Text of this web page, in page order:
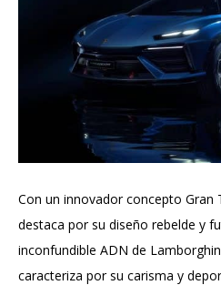
Con un innovador concepto Gran
destaca por su diseño rebelde y
inconfundible ADN de
caracteriza por su carisma y